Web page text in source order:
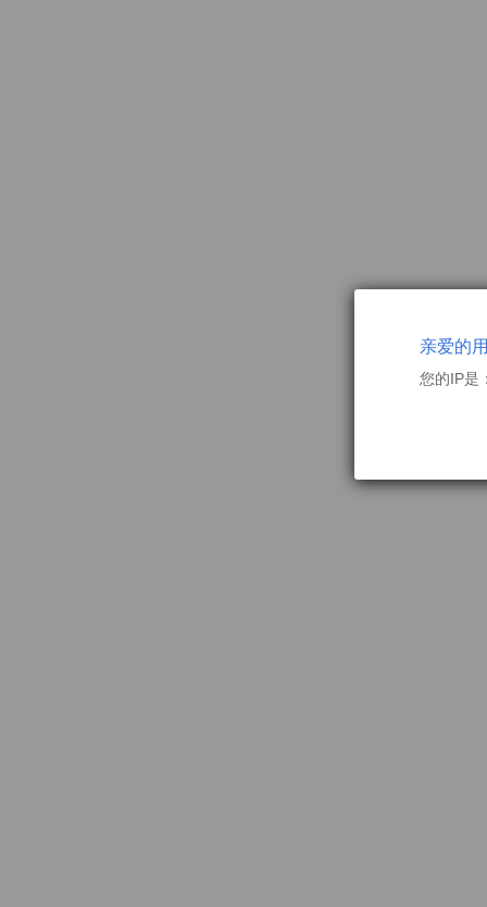
亲爱的
您的IP是